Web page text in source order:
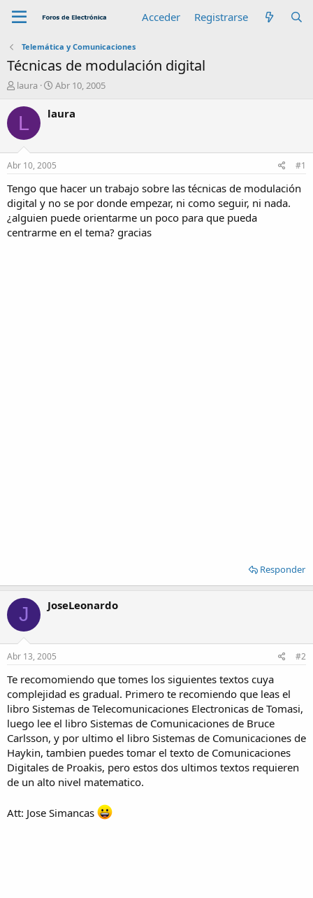
Acceder Registrarse
Telemática y Comunicaciones
Técnicas de modulación digital
A
t
r
laura
F
c
e
i
n
c
i
o
Abr 10, 2005
L laura
Abr 10, 2005 #1
Tengo que hacer un trabajo sobre las técnicas de modulación
digital y no se por donde empezar, ni como seguir, ni nada.
¿alguien puede orientarme un poco para que pueda
centrarme en el tema? gracias
Responder
J JoseLeonardo
Abr 13, 2005 #2
Te recomomiendo que tomes los siguientes textos cuya
complejidad es gradual. Primero te recomiendo que leas el
libro Sistemas de Telecomunicaciones Electronicas de Tomasi,
luego lee el libro Sistemas de Comunicaciones de Bruce
Carlsson, y por ultimo el libro Sistemas de Comunicaciones de
Haykin, tambien puedes tomar el texto de Comunicaciones
Digitales de Proakis, pero estos dos ultimos textos requieren
de un alto nivel matematico.
Att: Jose Simancas